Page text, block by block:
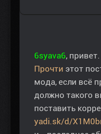
6syava6, привет.
Прочти этот
мода, если всё
должно такого
поставить
yadi.sk/d/